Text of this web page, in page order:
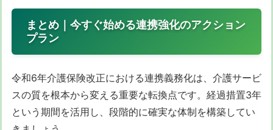
まとめ｜今すぐ始める連携強化のアクション
プラン
令和6年介護保険改正における連携義務化は、介護サービ
スの質を根本から変える重要な転換点です。経過措置3年
という期間を活用し、段階的に確実な体制を構築してい